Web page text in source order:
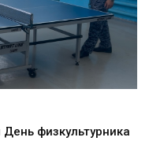
физкультурника